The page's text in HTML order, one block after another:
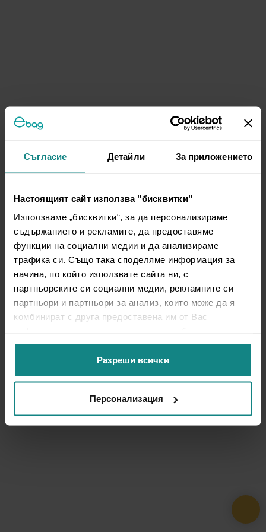
Съгласие Детайли За приложението
Настоящият сайт използва "бисквитки"
Използваме „бисквитки“, за да персонализираме
съдържанието и рекламите, да предоставяме
функции на социални медии и да анализираме
трафика си. Също така споделяме информация за
начина, по който използвате сайта ни, с
партньорските си социални медии, рекламните си
партньори и партньори за анализ, които може да я
комбинират с друга предоставена им от Вас
ползването от Ваша страна на услугите им.
Разреши всички
Персонализация